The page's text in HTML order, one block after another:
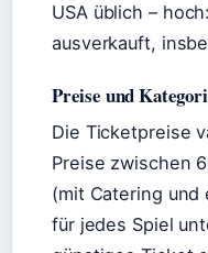
USA üblich –
ausverkauft,
Preise und
Die Ticketpreise
Preise zwischen
(mit Catering und
für jedes Spiel